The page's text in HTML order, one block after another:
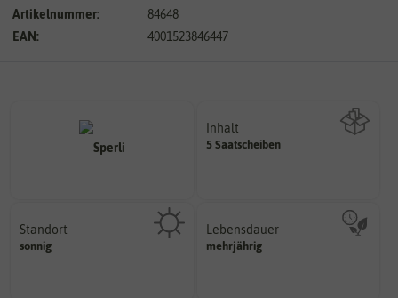
Artikelnummer:
84648
EAN:
4001523846447
Inhalt
5 Saatscheiben
Wie viel ist enthalten
Standort
sonnig
Pflanze? (schattig, halbschattig,
sonnig, vollsonnig)
Lebensdauer
mehrjährig
einjährig, zweijährig oder
mehrjährig.